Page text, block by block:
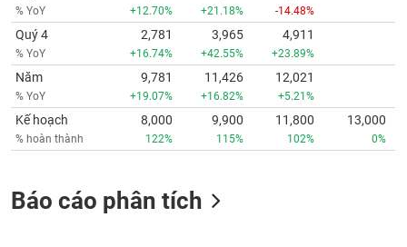
% YoY +12.70% +21.18% -14.48%
Quý 4
% YoY
2,781
+16.74%
3,965
+42.55%
4,911
+23.89%
Năm
% YoY
9,781
+19.07%
11,426
+16.82%
12,021
+5.21%
Kế hoạch
% hoàn thành
8,000
122%
9,900
115%
11,800
102%
13,000
0%
Báo cáo phân tích